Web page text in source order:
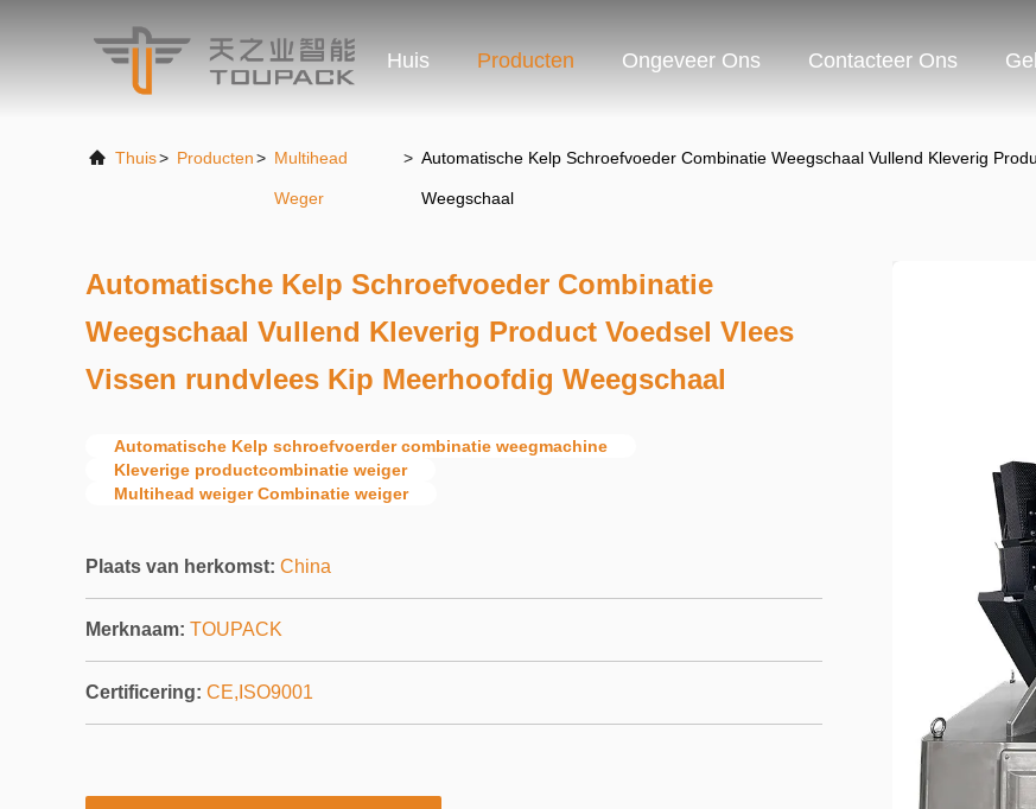
Huis Producten Ongeveer Ons Contacteer Ons
Thuis> Producten> Multihead
Weger
> Automatische Kelp Schroefvoeder Combinatie Weegschaal Vullend Kleverig
Weegschaal
Automatische Kelp Schroefvoeder Combinatie
Weegschaal Vullend Kleverig Product Voedsel Vlees
Vissen rundvlees Kip Meerhoofdig Weegschaal
Automatische Kelp schroefvoerder combinatie weegmachine
Kleverige productcombinatie weiger
Multihead weiger Combinatie weiger
Plaats van herkomst: China
Merknaam: TOUPACK
Certificering: CE,ISO9001